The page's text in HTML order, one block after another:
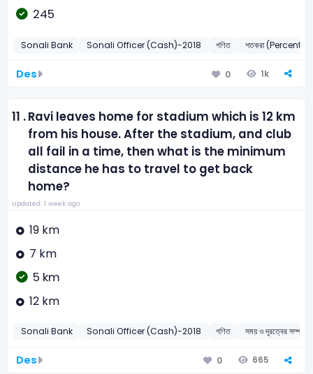
245
Sonali Bank Sonali Officer (Cash)-2018 গণিত শতকরা
Des 0 1k
11 .Ravi leaves home for stadium which is 12 km
from his house. After the stadium, and club
all fail in a time, then what is the minimum
distance he has to travel to get back
home?
Updated: 1 week ago
19 km
7 km
5 km
12 km
Sonali Bank Sonali Officer (Cash)-2018 গণিত সময় ও দূরত্বের সম্পর্ক
Des 0 665